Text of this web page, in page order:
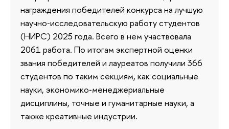
награждения победителей конкурса на лучшую
научно‑исследовательскую работу студентов
(НИРС) 2025 года. Всего в нем участвовала
2061 работа. По итогам экспертной оценки
звания победителей и лауреатов получили 366
студентов по таким секциям, как социальные
науки, экономико‑менеджериальные
дисциплины, точные и гуманитарные науки, а
также креативные индустрии.